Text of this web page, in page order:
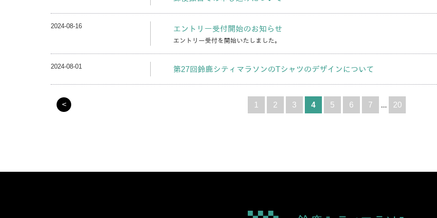
2024-08-16 エントリー受付開始のお知らせ
エントリー受付を開始いたしました。
2024-08-01 第27回鈴鹿シティマラソンのTシャツのデザインについて
< 1 2 3 4 5 6 7 ... 20